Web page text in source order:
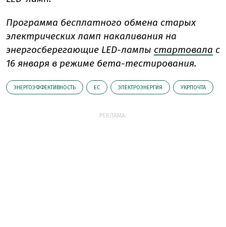
Программа бесплатного обмена старых
электрических ламп накаливания на
энергосберегающие LED-лампы стартовала с
16 января в режиме бета-тестирования.
ЭНЕРГОЭФФЕКТИВНОСТЬ ЕС ЭЛЕКТРОЭНЕРГИЯ УКРПОЧТА
РЕКЛАМА: